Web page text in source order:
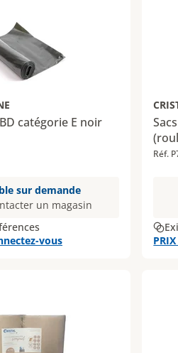
catégorie E noir
sur demande
un magasin
vous
Réf.